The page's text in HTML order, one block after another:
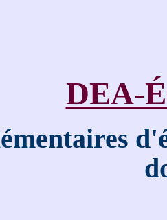
DEA-